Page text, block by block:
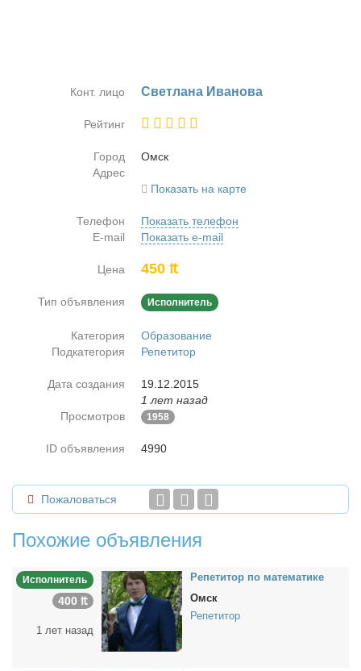
Конт. лицо Свет­ла­на Ива­но­ва
Рейтинг
Город
Омск
Адрес
Показать на карте
Телефон
Показать телефон
E-mail
Показать e-mail
Цена 450 ₶
Тип объявления Исполнитель
Категория
Образование
Подкатегория
Репетитор
Дата создания
19.12.2015
1 лет назад
Просмотров
1958
ID объявления 4990
Пожаловаться
Похожие объявления
Исполнитель
400 ₶
1 лет назад
Ре­пе­ти­тор по ма­те­ма­ти­ке
Омск
Репетитор